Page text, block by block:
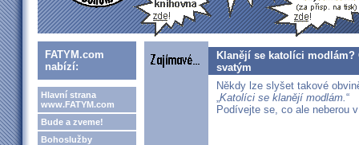
FATYM.com
nabízí:
Hlavní strana
www.FATYM.com
Bude a zveme!
Bohoslužby
Klanějí se katolíci modlám?
svatým
Někdy lze slyšet takové
„Katolíci se klanějí modlám.“
Podívejte se, co ale neberou